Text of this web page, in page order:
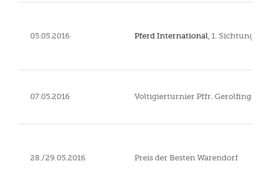
05.05.2016 Pferd International, 1. Sichtung
07.05.2016 Voltigierturnier Pffr. Gerolfingen
28./29.05.2016 Preis der Besten Warendorf